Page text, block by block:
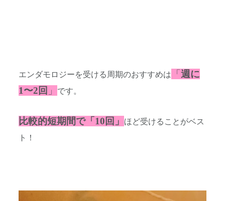
エンダモロジーを受ける周期のおすすめは 「週に
1〜2回 」 です。
比較的短期間で「10回」
ほど受けることがベス
ト！